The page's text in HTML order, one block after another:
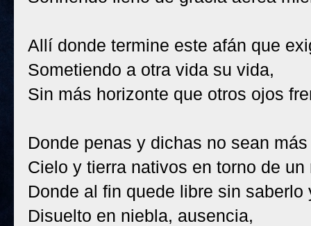
Allí donde termine este afán que
Sometiendo a otra vida su vida,
Sin más horizonte que otros ojos
Donde penas y dichas no sean
Cielo y tierra nativos en torno de un
Donde al fin quede libre sin saberlo
Disuelto en niebla, ausencia,